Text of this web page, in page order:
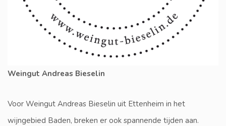
Weingut Andreas Bieselin
Voor Weingut Andreas Bieselin uit Ettenheim in het
wijngebied Baden, breken er ook spannende tijden aan.